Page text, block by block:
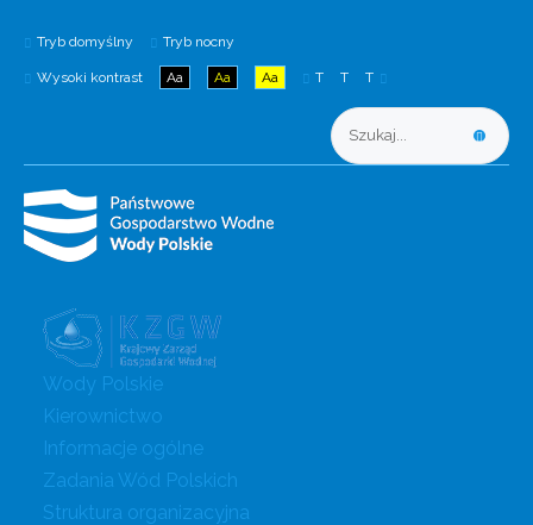
Tryb domyślny Tryb nocny
Wysoki kontrast Aa Aa Aa T T T
Wody Polskie
Kierownictwo
Informacje ogólne
Zadania Wód Polskich
Struktura organizacyjna